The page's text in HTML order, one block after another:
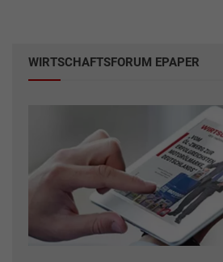
WIRTSCHAFTSFORUM EPAPER